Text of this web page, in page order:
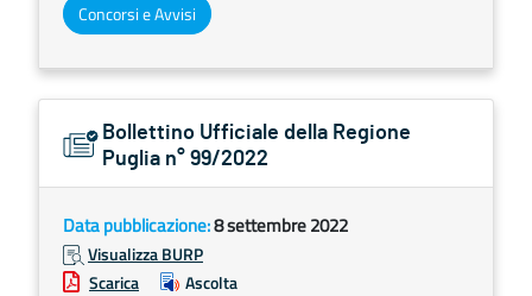
Concorsi e Avvisi
Bollettino Ufficiale della Regione
Puglia n° 99/2022
Data pubblicazione:8 settembre 2022
Visualizza BURP
Scarica
Ascolta